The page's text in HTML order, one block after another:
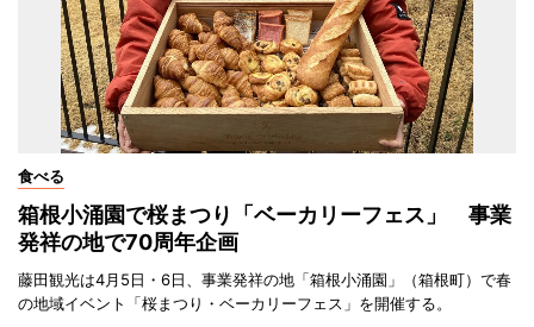
食べる
箱根小涌園で桜まつり「ベーカリーフェス」 事業
発祥の地で70周年企画
藤田観光は4月5日・6日、事業発祥の地「箱根小涌園」（箱根町）で春
の地域イベント「桜まつり・ベーカリーフェス」を開催する。